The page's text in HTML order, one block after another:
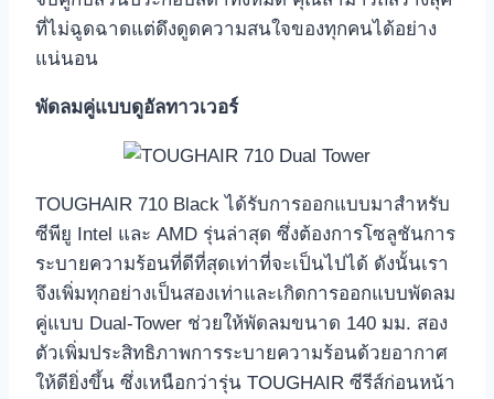
ที่ไม่ฉูดฉาดแต่ดึงดูดความสนใจของทุกคนได้อย่าง
แน่นอน
พัดลมคู่แบบดูอัลทาวเวอร์
TOUGHAIR 710 Black ได้รับการออกแบบมาสำหรับ
ซีพียู Intel และ AMD รุ่นล่าสุด ซึ่งต้องการโซลูชันการ
ระบายความร้อนที่ดีที่สุดเท่าที่จะเป็นไปได้ ดังนั้นเรา
จึงเพิ่มทุกอย่างเป็นสองเท่าและเกิดการออกแบบพัดลม
คู่แบบ Dual-Tower ช่วยให้พัดลมขนาด 140 มม. สอง
ตัวเพิ่มประสิทธิภาพการระบายความร้อนด้วยอากาศ
ให้ดียิ่งขึ้น ซึ่งเหนือกว่ารุ่น TOUGHAIR ซีรีส์ก่อนหน้า